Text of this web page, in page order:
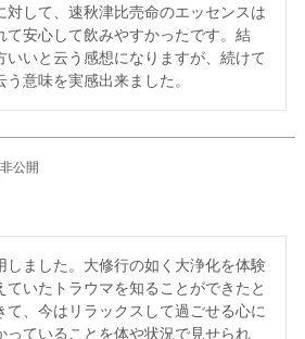
対して、速秋津比売命のエッセンスは
て安心して飲みやすかったです。結
いいと云う感想になりますが、続けて
意味を実感出来ました。
非公開
しました。大修行の如く大浄化を体験
ていたトラウマを知ることができたと
て、今はリラックスして過ごせる心に
っていることを体や状況で見せられ